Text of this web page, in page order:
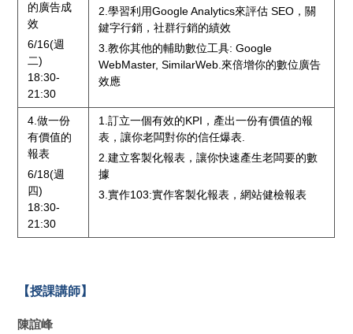
的廣告成
效
6/16(週
二)
18:30-
21:30
2.學習利用Google Analytics來評估 SEO，關
鍵字行銷，社群行銷的績效
3.教你其他的輔助數位工具: Google
WebMaster, SimilarWeb.來倍增你的數位廣告
效應
4.做一份
有價值的
報表
6/18(週
四)
18:30-
21:30
1.訂立一個有效的KPI，產出一份有價值的報
表，讓你老闆對你的信任爆表.
2.建立客製化報表，讓你快速產生老闆要的數
據
3.實作103:實作客製化報表，網站健檢報表
【授課講師】
陳誼峰